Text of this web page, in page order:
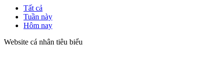
Tất cả
Tuần này
Hôm nay
Website cá nhân tiêu biểu